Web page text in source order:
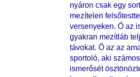
nyáron csak egy
mezítelen
versenyeken. Ő az
gyakran mezítláb
távokat. Ő az az
sportoló, aki
ismerősét